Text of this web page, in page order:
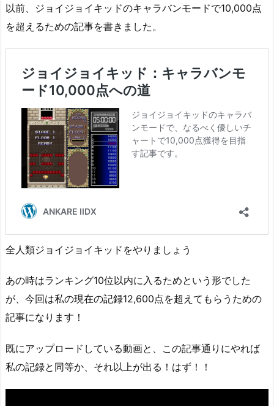
以前、ジョイジョイキッドのキャラバンモードで10,000点
を超えるための記事を書きました。
全人類ジョイジョイキッドをやりましょう
あの時はランキング10位以内に入るためという形でした
が、今回は私の現在の記録12,600点を超えてもらうための
記事になります！
既にアップロードしている動画と、この記事通りにやれば
私の記録と同等か、それ以上が出る！はず！！